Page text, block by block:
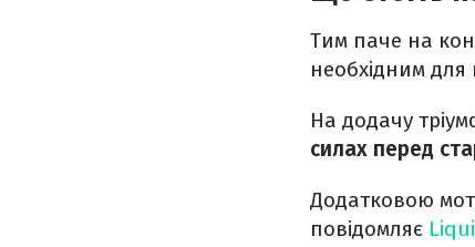
Тим паче на
необхідним для
На додачу
силах перед
Додатковою
повідомляє